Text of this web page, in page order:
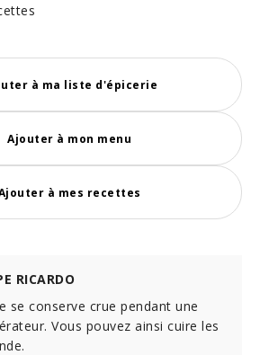
à ma liste d'épicerie
Ajouter à mon menu
à mes recettes
RICARDO
se conserve crue pendant une
Vous pouvez ainsi cuire les